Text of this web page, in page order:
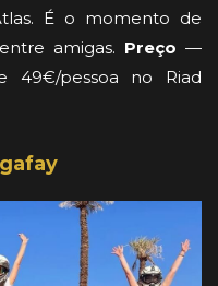
É o momento de
amigas. Preço —
49€/pessoa no Riad